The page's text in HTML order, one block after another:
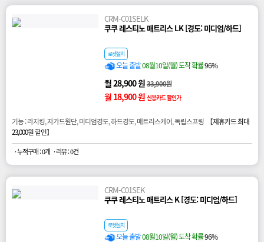
CRM-C01SELK
쿠쿠 레스티노 매트리스 LK [경도: 미디엄/하드]
로켓설치
오늘 출발08월10일(월) 도착 확률96%
월 28,900 원33,900원
월 18,900 원 신용카드 할인가
기능 : 라지킹, 자가드원단, 미디엄경도, 하드경도, 매트리스케어, 독립스프링 【제휴카드 최대
23,000원 할인】
· 누적구매 : 0개 · 리뷰 : 0건
CRM-C01SEK
쿠쿠 레스티노 매트리스 K [경도: 미디엄/하드]
로켓설치
오늘 출발08월10일(월) 도착 확률96%